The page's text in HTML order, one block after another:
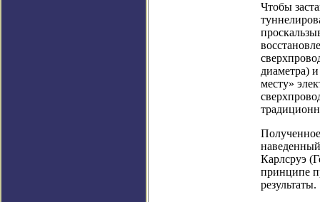
Чтобы
диаметра)
месту»
Карлсруэ
принципе
результаты.